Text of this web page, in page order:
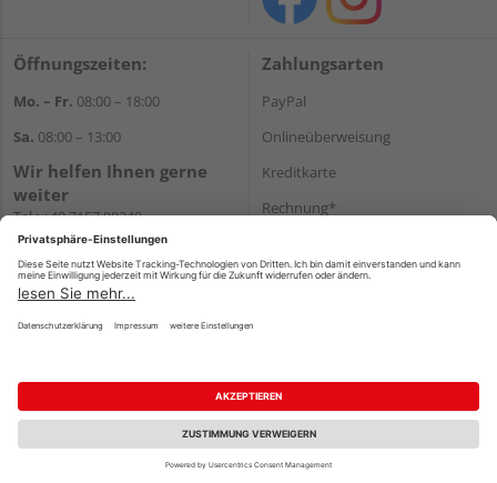
Öffnungszeiten:
Mo. – Fr. 08:00 – 18:00
Sa. 08:00 – 13:00
Wir helfen Ihnen gerne
weiter
Tel.:+49 7157 88240
E-Mail:shop@holzland-
filderstadt.de
Zahlungsarten
PayPal
Onlineüberweisung
Kreditkarte
Rechnung*
Versand
Impressum AGB Widerruf
Datenschutz
Reservierungsbedingungen
Vertrag widerrufen